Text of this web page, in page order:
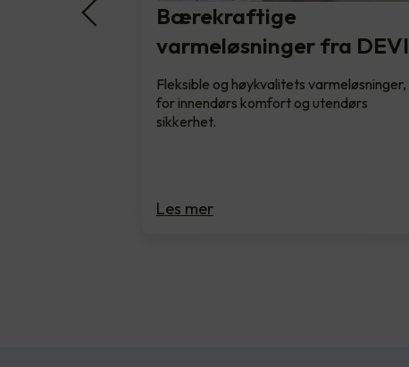
Bærekraftige
varmeløsninger fra DEVI
Fleksible og høykvalitets varmeløsninger,
for innendørs komfort og utendørs
sikkerhet.
Les mer